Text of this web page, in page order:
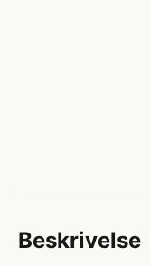
Beskrivelse